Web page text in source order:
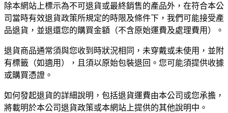
除本網站上標示為不可退貨或最終銷售的產品外，在符合本公
司當時有效退貨政策所規定的時限及條件下，我們可能接受產
品退貨，並退還您的購買金額（不含原始運費及處理費用）。
退貨商品通常須與您收到時狀況相同，未穿戴或未使用，並附
有標籤（如適用），且須以原始包裝退回。您可能須提供收據
或購買憑證。
如何發起退貨的詳細說明，包括退貨運費由本公司或您承擔，
將載明於本公司退貨政策或本網站上提供的其他說明中。